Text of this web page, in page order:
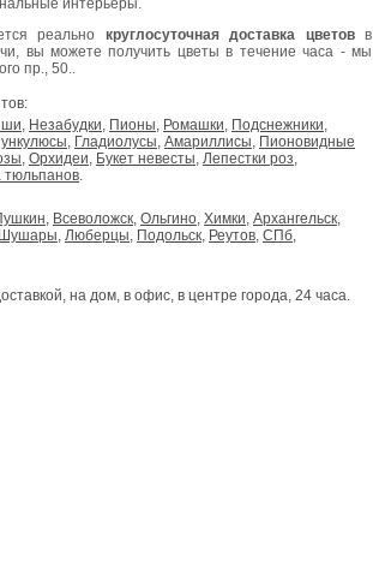
интерьеры.
реально круглосуточная доставка цветовв
вы можете получить цветы в течение часа - мы
пр., 50..
, Незабудки, Пионы, Ромашки, Подснежники,
, Гладиолусы, Амариллисы, Пионовидные
, Орхидеи, Букет невесты, Лепестки роз,
тюльпанов.
, Всеволожск, Ольгино, Химки, Архангельск,
, Люберцы, Подольск, Реутов, СПб,
на дом, в офис, в центре города, 24 часа.